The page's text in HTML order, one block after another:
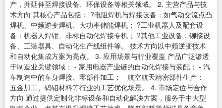
产，并延伸至焊接设备、环保设备等相关领域。 2. 主营产品与技
术方向 其核心产品包括： ?电阻焊机与焊接设备：如气动交流点凸
焊机、中频逆变焊机、大功率储能焊机； ?工业机器人及配套设
备：机器人焊钳、非标自动化焊接专机； ?其他工业设备：铆接设
备、工装器具、自动化生产线组件等。 技术方向以中频逆变技术
和自动化集成方案为亮点。 3. 应用场景与行业覆盖 产品广泛渗透
于制造业关键领域： - 家用电器产业链的自动化焊接与装配； - 汽
车制造中的车身焊接、零部件加工； - 航空航天精密部件生产； -
五金加工、钨钼材料等行业的工艺优化场景。 4. 市场定位与合作
方向 通过提供定制化非标设备和自动化解决方案，服务于中大型